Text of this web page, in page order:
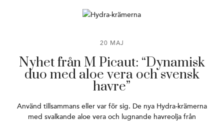
20 MAJ
Nyhet från M Picaut: “Dynamisk
duo med aloe vera och svensk
havre”
Använd tillsammans eller var för sig. De nya Hydra-krämerna
med svalkande aloe vera och lugnande havreolja från